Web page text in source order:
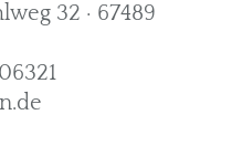
32 · 67489